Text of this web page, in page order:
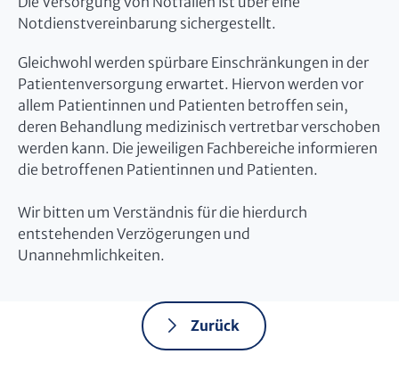
Notdienstvereinbarung sichergestellt.
Gleichwohl werden spürbare Einschränkungen in der
Patientenversorgung erwartet. Hiervon werden vor
allem Patientinnen und Patienten betroffen sein,
deren Behandlung medizinisch vertretbar verschoben
werden kann. Die jeweiligen Fachbereiche informieren
die betroffenen Patientinnen und Patienten.
Wir bitten um Verständnis für die hierdurch
entstehenden Verzögerungen und
Unannehmlichkeiten.
Zurück